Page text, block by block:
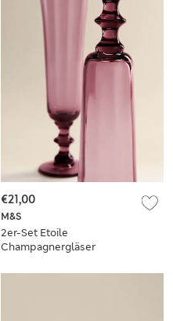
M&S
2er-Set Etoile
Champagnergläser
€21,00